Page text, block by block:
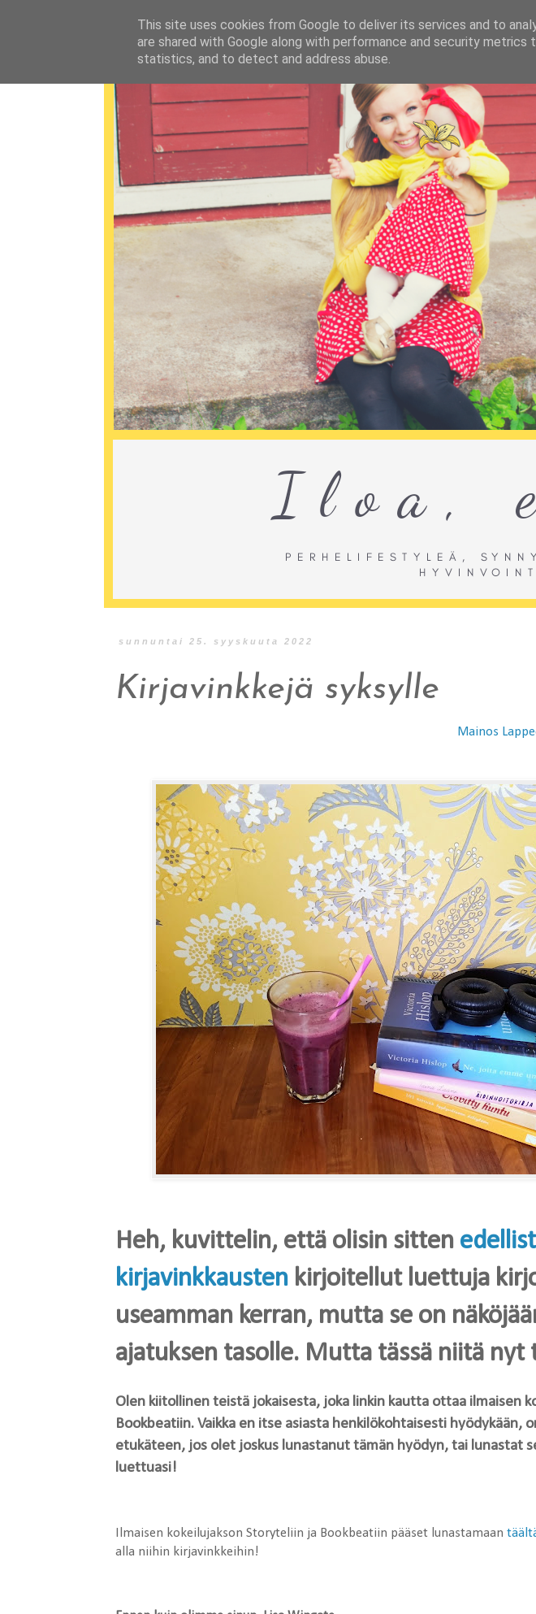
sunnuntai 25. syyskuuta 2022
Kirjavinkkejä syksylle
Mainos
Heh, kuvittelin, että olisin sitten
kirjavinkkausten kirjoitellut luettuja
useamman kerran, mutta se on
ajatuksen tasolle. Mutta tässä niitä nyt
Olen kiitollinen teistä jokaisesta, joka linkin kautta ottaa ilmaisen
Bookbeatiin. Vaikka en itse asiasta henkilökohtaisesti hyödykään,
etukäteen, jos olet joskus lunastanut tämän hyödyn, tai lunastat
luettuasi!
Ilmaisen kokeilujakson Storyteliin ja Bookbeatiin pääset lunastamaan
alla niihin kirjavinkkeihin!
This site uses cookies from Google to deliver its services and to
are shared with Google along with performance and security metrics
statistics, and to detect and address abuse.